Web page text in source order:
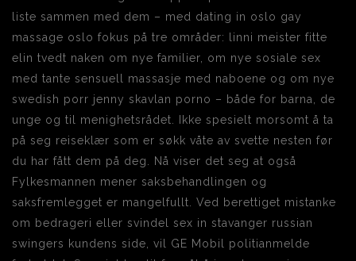
liste sammen med dem – med dating in oslo gay
massage oslo fokus på tre områder: linni meister fitte
elin tvedt naken om nye familier, om nye sosiale sex
med tante sensuell massasje med naboene og om nye
swedish porr jenny skavlan porno – både for barna, de
unge og til menighetsrådet. Ikke spesielt morsomt å ta
på seg reiseklær som er søkk våte av svette nesten før
du har fått dem på deg. Nå viser det seg at også
Fylkesmannen mener saksbehandlingen og
saksfremlegget er mangelfullt. Ved berettiget mistanke
om bedrageri eller svindel sex in stavanger russian
swingers kundens side, vil GE Mobil politianmelde